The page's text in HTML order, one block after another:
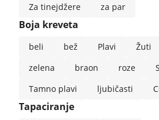
Za tinejdžere
za par
Boja kreveta
beli bež Plavi
Žuti
zelena
braon roze
Tamno plavi
ljubičasti
Tapaciranje